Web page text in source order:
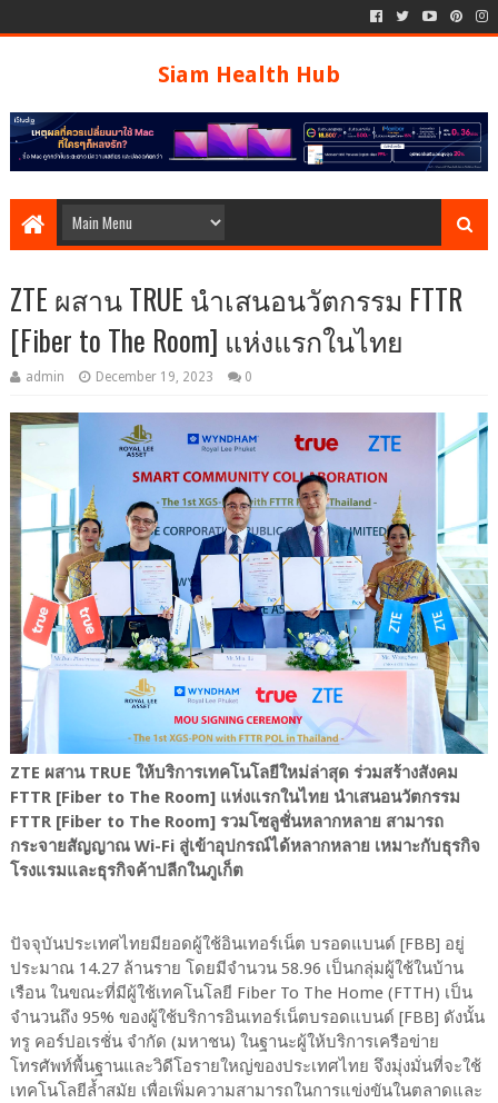
Siam Health Hub
ZTE ผสาน TRUE นำเสนอนวัตกรรม FTTR
[Fiber to The Room] แห่งแรกในไทย
admin December 19, 2023 0
ZTE ผสาน TRUE ให้บริการเทคโนโลยีใหม่ล่าสุด ร่วมสร้างสังคม
FTTR [Fiber to The Room] แห่งแรกในไทย นำเสนอนวัตกรรม
FTTR [Fiber to The Room] รวมโซลูชั่นหลากหลาย สามารถ
กระจายสัญญาณ Wi-Fi สู่เข้าอุปกรณ์ได้หลากหลาย เหมาะกับธุรกิจ
โรงแรมและธุรกิจค้าปลีกในภูเก็ต
ปัจจุบันประเทศไทยมียอดผู้ใช้อินเทอร์เน็ต บรอดแบนด์ [FBB] อยู่
ประมาณ 14.27 ล้านราย โดยมีจำนวน 58.96 เป็นกลุ่มผู้ใช้ในบ้าน
เรือน ในขณะที่มีผู้ใช้เทคโนโลยี Fiber To The Home (FTTH) เป็น
จำนวนถึง 95% ของผู้ใช้บริการอินเทอร์เน็ตบรอดแบนด์ [FBB] ดังนั้น
ทรู คอร์ปอเรชั่น จำกัด (มหาชน) ในฐานะผู้ให้บริการเครือข่าย
โทรศัพท์พื้นฐานและวิดีโอรายใหญ่ของประเทศไทย จึงมุ่งมั่นที่จะใช้
เทคโนโลยีล้ำสมัย เพื่อเพิ่มความสามารถในการแข่งขันในตลาดและ